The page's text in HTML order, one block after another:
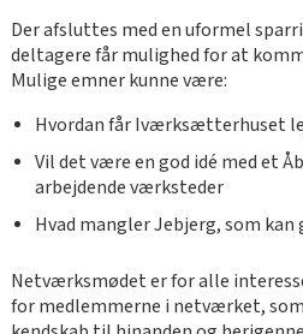
Der afsluttes med en uformel
deltagere får mulighed for at
Mulige emner kunne være:
Hvordan får Iværksætterhuset
Vil det være en god idé med et
arbejdende værksteder
Hvad mangler Jebjerg, som
Netværksmødet er for alle
for medlemmerne i netværket,